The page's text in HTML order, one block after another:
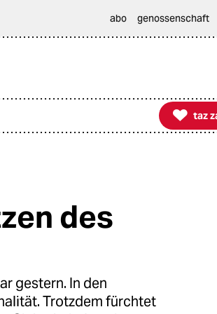
abo genossenschaft

taz zahl
taz
des
gestern. In den
Trotzdem fürchtet